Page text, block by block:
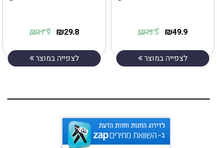
29.8
₪
37.9
₪
לצפייה במוצר
49.9
₪
73.5
₪
לצפייה במוצר